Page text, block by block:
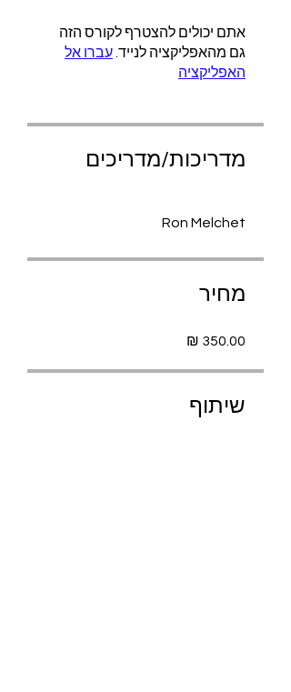
אתם יכולים להצטרף לקורס הזה
גם מהאפליקציה לנייד. עברו אל
האפליקציה
מדריכות/מדריכים
Ron Melchet
מחיר
שיתוף